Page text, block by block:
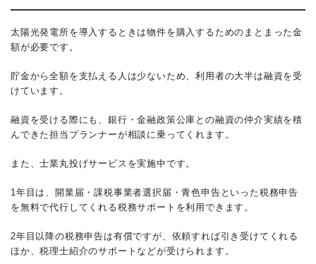
太陽光発電所を導入するときは物件を購入するためのまとまった金
額が必要です。
貯金から全額を支払える人は少ないため、利用者の大半は融資を受
けています。
融資を受ける際にも、銀行・金融政策公庫との融資の仲介実績を積
んできた担当プランナーが相談に乗ってくれます。
また、士業丸投げサービスを実施中です。
1年目は、開業届・課税事業者選択届・青色申告といった税務申告
を無料で代行してくれる税務サポートを利用できます。
2年目以降の税務申告は有償ですが、依頼すれば引き受けてくれる
ほか、税理士紹介のサポートなどが受けられます。